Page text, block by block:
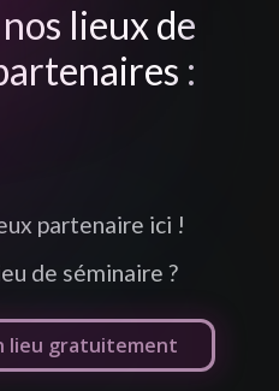
lieux de
:
partenaire ici !
de séminaire ?
lieu gratuitement